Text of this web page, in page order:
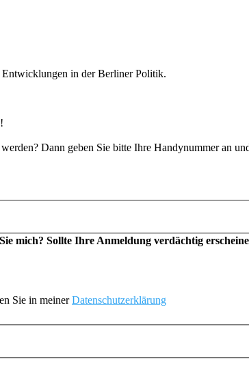
in der Berliner Politik.
Dann geben Sie bitte Ihre Handynummer an
mich? Sollte Ihre Anmeldung verdächtig
Sie in meinerDatenschutzerklärung